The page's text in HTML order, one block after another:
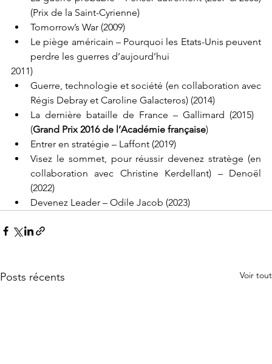
(Prix de la Saint-Cyrienne)
Tomorrow’s War (2009)
Le piège américain – Pourquoi les Etats-Unis peuvent
perdre les guerres d’aujourd’hui
2011)
Guerre, technologie et société (en collaboration avec
Régis Debray et Caroline Galacteros) (2014)
La dernière bataille de France – Gallimard (2015)
(Grand Prix 2016 de l’Académie française)
Entrer en stratégie – Laffont (2019)
Visez le sommet, pour réussir devenez stratège (en
collaboration avec Christine Kerdellant) – Denoël
(2022)
Devenez Leader – Odile Jacob (2023)
Posts récents Voir tout